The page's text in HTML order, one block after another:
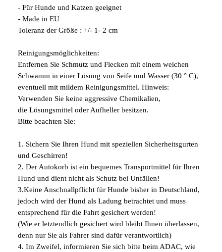
- Für Hunde und Katzen geeignet
- Made in EU
Toleranz der Größe : +/- 1- 2 cm
Reinigungsmöglichkeiten:
Entfernen Sie Schmutz und Flecken mit einem weichen
Schwamm in einer Lösung von Seife und Wasser (30 ° C),
eventuell mit mildem Reinigungsmittel. Hinweis:
Verwenden Sie keine aggressive Chemikalien,
die Lösungsmittel oder Aufheller besitzen.
Bitte beachten Sie:
1. Sichern Sie Ihren Hund mit speziellen Sicherheitsgurten
und Geschirren!
2. Der Autokorb ist ein bequemes Transportmittel für Ihren
Hund und dient nicht als Schutz bei Unfällen!
3.Keine Anschnallpflicht für Hunde bisher in Deutschland,
jedoch wird der Hund als Ladung betrachtet und muss
entsprechend für die Fahrt gesichert werden!
(Wie er letztendlich gesichert wird bleibt Ihnen überlassen,
denn nur Sie als Fahrer sind dafür verantwortlich)
4. Im Zweifel, informieren Sie sich bitte beim ADAC, wie